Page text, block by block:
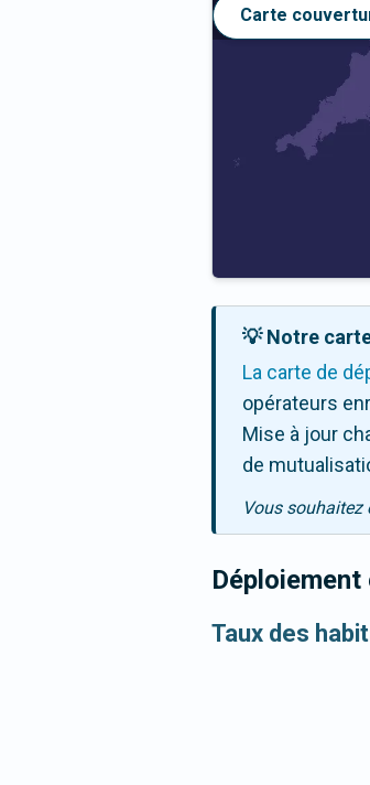
Carte
💡 Notre
La carte de
opérateurs
Mise à jour
de
Vous souhaitez
Taux des